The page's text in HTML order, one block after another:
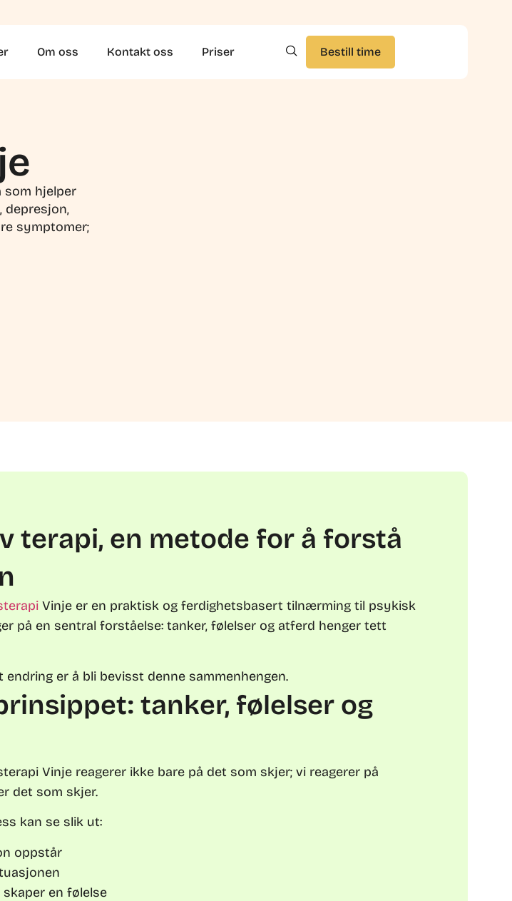
Om oss Kontakt oss Priser Bestill time
som hjelper
depresjon,
symptomer;
terapi, en metode for å forstå
Vinje er en praktisk og ferdighetsbasert tilnærming til psykisk
på en sentral forståelse: tanker, følelser og atferd henger tett
endring er å bli bevisst denne sammenhengen.
tanker, følelser og
Vinje reagerer ikke bare på det som skjer; vi reagerer på
det som skjer.
kan se slik ut:
oppstår
skaper en følelse